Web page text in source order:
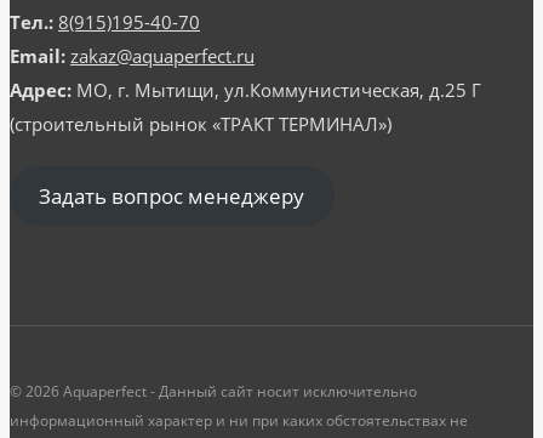
Тел.: 8(915)195-40-70
Email: zakaz@aquaperfect.ru
Адрес: МО, г. Мытищи, ул.Коммунистическая, д.25 Г
(строительный рынок «ТРАКТ ТЕРМИНАЛ»)
Задать вопрос менеджеру
© 2026 Aquaperfect - Данный сайт носит исключительно
информационный характер и ни при каких обстоятельствах не